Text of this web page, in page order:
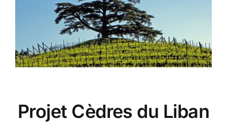
Projet Cèdres du Liban